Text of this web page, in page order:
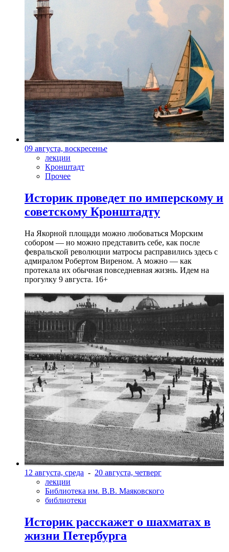
09 августа, воскресенье
лекции
Кронштадт
Прочее
Историк проведет по имперскому и
советскому Кронштадту
На Якорной площади можно любоваться Морским
собором — но можно представить себе, как после
февральской революции матросы расправились здесь с
адмиралом Робертом Виреном. А можно — как
протекала их обычная повседневная жизнь. Идем на
прогулку 9 августа. 16+
12 августа, среда - 20 августа, четверг
лекции
Библиотека им. В.В. Маяковского
библиотеки
Историк расскажет о шахматах в
жизни Петербурга